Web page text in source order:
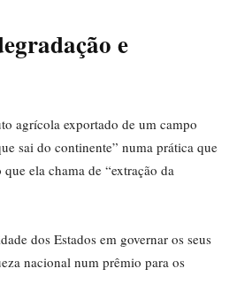
e
agrícola exportado de um campo
sai do continente” numa prática que
ela chama de “extração da
dos Estados em governar os seus
nacional num prêmio para os